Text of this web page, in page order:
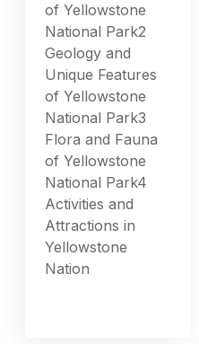
of Yellowstone
National Park2
Geology and
Unique Features
of Yellowstone
National Park3
Flora and Fauna
of Yellowstone
National Park4
Activities and
Attractions in
Yellowstone
Nation